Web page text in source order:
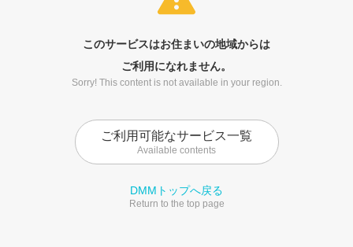
このサービスはお住まいの地域からは
ご利用になれません。
Sorry! This content is not available in your region.
ご利用可能なサービス一覧
Available contents
DMMトップへ戻る
Return to the top page